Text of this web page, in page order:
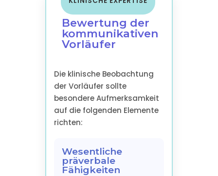
Bewertung der
kommunikativen
Vorläufer
Die klinische Beobachtung
der Vorläufer sollte
besondere Aufmerksamkeit
auf die folgenden Elemente
richten:
Wesentliche
präverbale
Fähigkeiten